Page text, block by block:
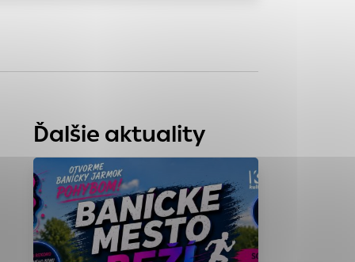
Ďalšie aktuality
stránku